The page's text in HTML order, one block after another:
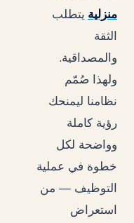
منزلية يتطلب
الثقة
والمصداقية.
ولهذا صُمّم
نظامنا ليمنحك
رؤية كاملة
وواضحة لكل
خطوة في عملية
التوظيف — من
استعراض